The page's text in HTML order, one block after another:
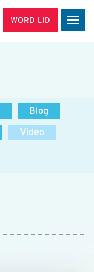
WORD LID
Blog
Video